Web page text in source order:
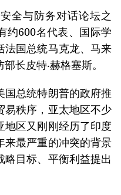
全与防务对话论坛之
约600名代表、国际学
法国总统马克龙、马来
长皮特‧赫格塞斯。
国总统特朗普的政府推
易秩序，亚太地区不少
地区又刚刚经历了印度
来最严重的冲突的背景
目标、平衡利益提出